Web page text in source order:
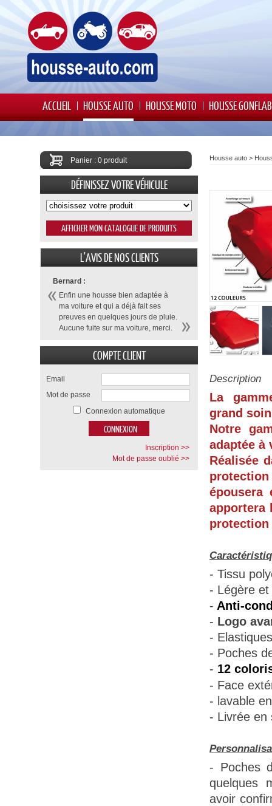
ACCUEIL HOUSSE AUTO HOUSSE MOTO HOUSSE
Housse auto >
Description
La
grand
Notre
adaptée à
Réalisée
épousera
apportera
protection
- Tissu
- Légère
- Anti-
- Logo
-
- Poches
- 12
- Face
- lavable
- Livrée en
- Poches
quelques
avoir
Panier : 0 produit
DÉFINISSEZ VOTRE VÉHICULE
L'AVIS DE NOS CLIENTS
Bernard :
Enfin une housse bien adaptée à
ma voiture et qui a déjà fait ses
preuves en quelques jours de pluie.
Aucune fuite sur ma voiture, merci.
COMPTE CLIENT
Email
Mot de passe
Connexion automatique
Inscription >>
Mot de passe oublié >>